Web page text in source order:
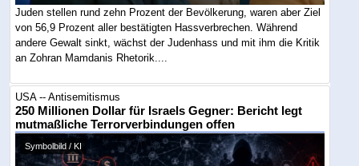
Juden stellen rund zehn Prozent der Bevölkerung, waren aber Ziel
von 56,9 Prozent aller bestätigten Hassverbrechen. Während
andere Gewalt sinkt, wächst der Judenhass und mit ihm die Kritik
an Zohran Mamdanis Rhetorik....
USA -- Antisemitismus
250 Millionen Dollar für Israels Gegner: Bericht legt
mutmaßliche Terrorverbindungen offen
Symbolbild / KI